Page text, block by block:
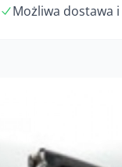
Możliwa dostawa